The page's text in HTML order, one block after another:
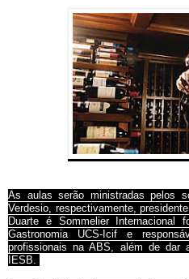
As aulas serão ministradas pelos
Verdesio, respectivamente,
Duarte é Sommelier Internacional
Gastronomia UCS-Icif e
profissionais na ABS, além de dar
IESB.